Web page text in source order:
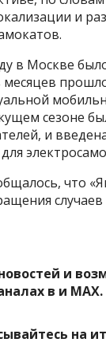
и
в Москве
месяцев
сезоне
и
что
и
в и MAX.
на